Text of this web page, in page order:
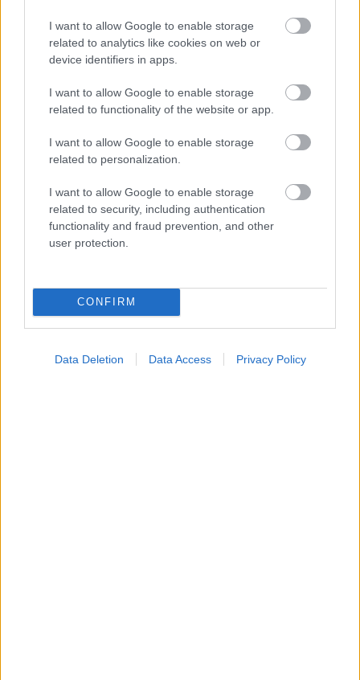
I want to allow Google to enable storage
related to analytics like cookies on web or
device identifiers in apps.
I want to allow Google to enable storage
related to functionality of the website or app.
I want to allow Google to enable storage
related to personalization.
I want to allow Google to enable storage
related to security, including authentication
functionality and fraud prevention, and other
user protection.
CONFIRM
Data Deletion Data Access Privacy Policy
ΣΗΜΕΡΑ ΣΤΟ IATRONET.GR
κολλαγόνου;